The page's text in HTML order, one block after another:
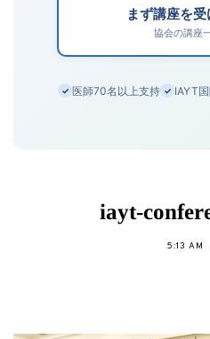
まず講座を
協会の講座
✓ 医師70名以上支持 ✓ IAYT
iayt-
5:13 AM